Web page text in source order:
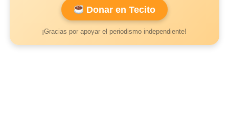
Donar en Tecito
¡Gracias por apoyar el periodismo independiente!